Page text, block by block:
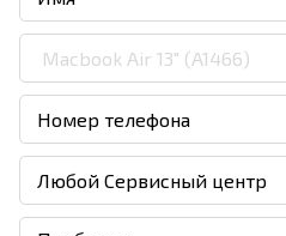
Любой Сервисный центр